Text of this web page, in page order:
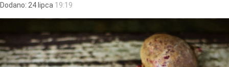
Dodano: 24 lipca 19:19